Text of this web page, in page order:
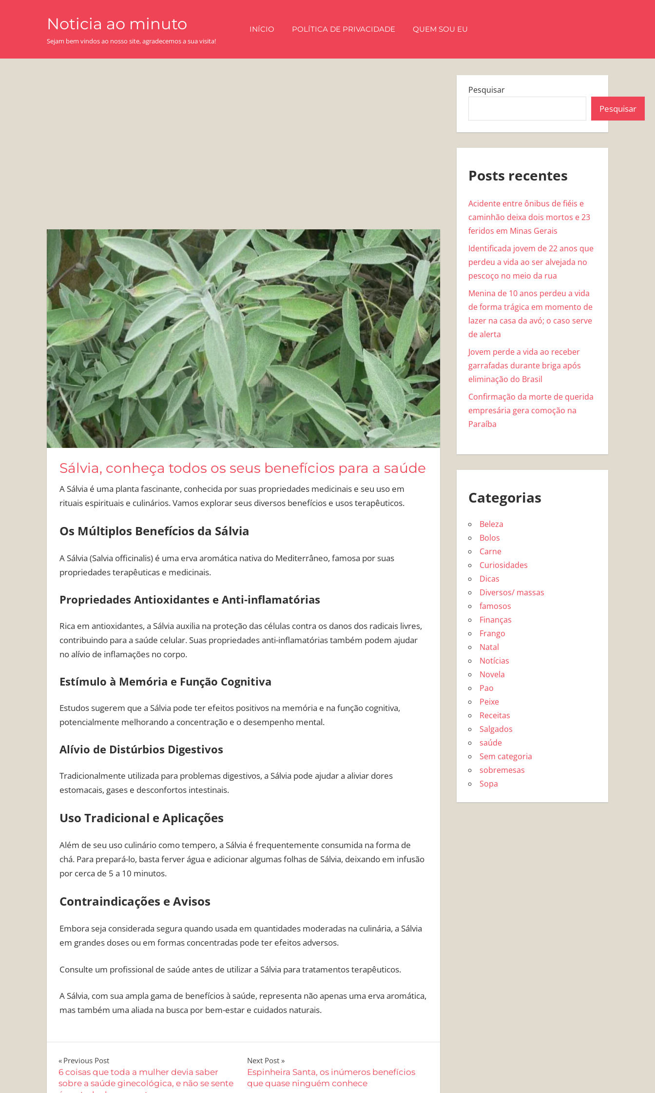
Noticia ao minuto
Sejam bem vindos ao nosso site, agradecemos a sua visita!
INÍCIO POLÍTICA DE PRIVACIDADE QUEM SOU EU
Sálvia, conheça todos os seus benefícios para a saúde
A Sálvia é uma planta fascinante, conhecida por suas propriedades medicinais e seu uso em
rituais espirituais e culinários. Vamos explorar seus diversos benefícios e usos terapêuticos.
Os Múltiplos Benefícios da Sálvia
A Sálvia (Salvia officinalis) é uma erva aromática nativa do Mediterrâneo, famosa por suas
propriedades terapêuticas e medicinais.
Propriedades Antioxidantes e Anti-inflamatórias
Rica em antioxidantes, a Sálvia auxilia na proteção das células contra os danos dos radicais livres,
contribuindo para a saúde celular. Suas propriedades anti-inflamatórias também podem ajudar
no alívio de inflamações no corpo.
Estímulo à Memória e Função Cognitiva
Estudos sugerem que a Sálvia pode ter efeitos positivos na memória e na função cognitiva,
potencialmente melhorando a concentração e o desempenho mental.
Alívio de Distúrbios Digestivos
Tradicionalmente utilizada para problemas digestivos, a Sálvia pode ajudar a aliviar dores
estomacais, gases e desconfortos intestinais.
Uso Tradicional e Aplicações
Além de seu uso culinário como tempero, a Sálvia é frequentemente consumida na forma de
chá. Para prepará-lo, basta ferver água e adicionar algumas folhas de Sálvia, deixando em infusão
por cerca de 5 a 10 minutos.
Contraindicações e Avisos
Embora seja considerada segura quando usada em quantidades moderadas na culinária, a Sálvia
em grandes doses ou em formas concentradas pode ter efeitos adversos.
Consulte um profissional de saúde antes de utilizar a Sálvia para tratamentos terapêuticos.
A Sálvia, com sua ampla gama de benefícios à saúde, representa não apenas uma erva aromática,
mas também uma aliada na busca por bem-estar e cuidados naturais.
Navegação
de
Previous Post
6 coisas que toda a mulher devia saber
sobre a saúde ginecológica, e não se sente
Next Post
Espinheira Santa, os inúmeros benefícios
que quase ninguém conhece
Pesquisar
Pesquisar
Posts recentes
Acidente entre ônibus de fiéis e
caminhão deixa dois mortos e 23
feridos em Minas Gerais
Identificada jovem de 22 anos que
perdeu a vida ao ser alvejada no
pescoço no meio da rua
Menina de 10 anos perdeu a vida
de forma trágica em momento de
lazer na casa da avó; o caso serve
de alerta
Jovem perde a vida ao receber
garrafadas durante briga após
eliminação do Brasil
Confirmação da morte de querida
empresária gera comoção na
Paraíba
Categorias
Beleza
Bolos
Carne
Curiosidades
Dicas
Diversos/ massas
famosos
Finanças
Frango
Natal
Notícias
Novela
Pao
Peixe
Receitas
Salgados
saúde
Sem categoria
sobremesas
Sopa